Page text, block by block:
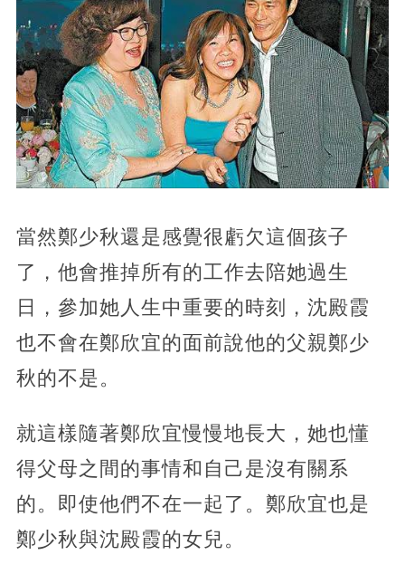
當然鄭少秋還是感覺很虧欠這個孩子
了，他會推掉所有的工作去陪她過生
日，參加她人生中重要的時刻，沈殿霞
也不會在鄭欣宜的面前說他的父親鄭少
秋的不是。
就這樣隨著鄭欣宜慢慢地長大，她也懂
得父母之間的事情和自己是沒有關系
的。即使他們不在一起了。鄭欣宜也是
鄭少秋與沈殿霞的女兒。